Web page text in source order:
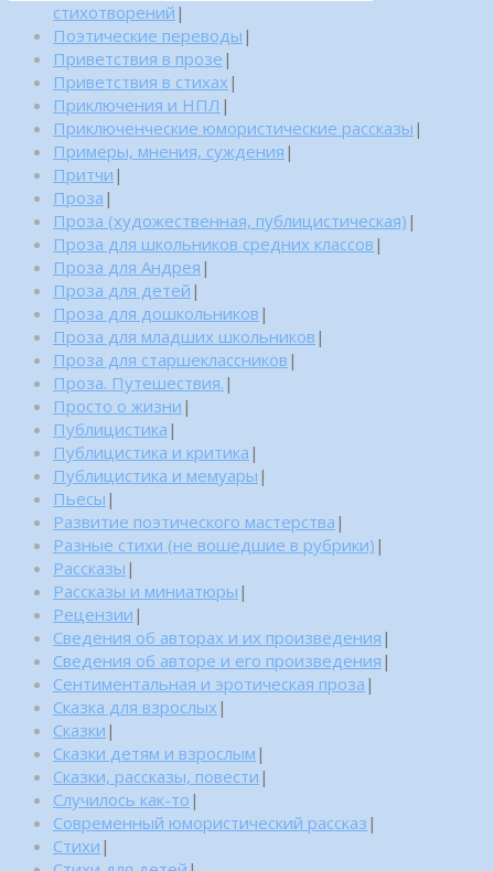
стихотворений |
Поэтические переводы |
Приветствия в прозе |
Приветствия в стихах |
Приключения и НПЛ |
Приключенческие юмористические рассказы |
Примеры, мнения, суждения |
Притчи |
Проза |
Проза (художественная, публицистическая) |
Проза для школьников средних классов |
Проза для Андрея |
Проза для детей |
Проза для дошкольников |
Проза для младших школьников |
Проза для старшеклассников |
Проза. Путешествия. |
Просто о жизни |
Публицистика |
Публицистика и критика |
Публицистика и мемуары |
Пьесы |
Развитие поэтического мастерства |
Разные стихи (не вошедшие в рубрики) |
Рассказы |
Рассказы и миниатюры |
Рецензии |
Сведения об авторах и их произведения |
Сведения об авторе и его произведения |
Сентиментальная и эротическая проза |
Сказка для взрослых |
Сказки |
Сказки детям и взрослым |
Сказки, рассказы, повести |
Случилось как-то |
Современный юмористический рассказ |
Стихи |